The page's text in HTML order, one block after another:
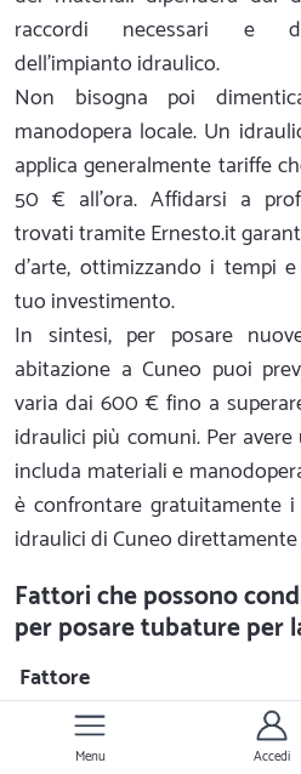
raccordi necessari e
dell'impianto idraulico.
Non bisogna poi
manodopera locale. Un
applica generalmente tariffe
50 € all'ora. Affidarsi a
trovati tramite Ernesto.it
d'arte, ottimizzando i tempi
tuo investimento.
In sintesi, per posare
abitazione a Cuneo puoi
varia dai 600 € fino a
idraulici più comuni. Per
includa materiali e
è confrontare gratuitamente
idraulici di Cuneo
Fattori che possono
per posare tubature per
Fattore
Materiale
Menu Accedi